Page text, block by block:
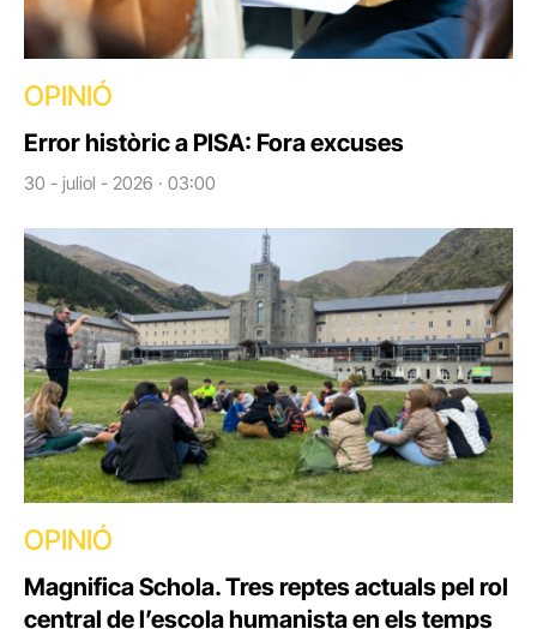
OPINIÓ
Error històric a PISA: Fora excuses
30 - juliol - 2026 · 03:00
OPINIÓ
Magnifica Schola. Tres reptes actuals pel rol
central de l’escola humanista en els temps